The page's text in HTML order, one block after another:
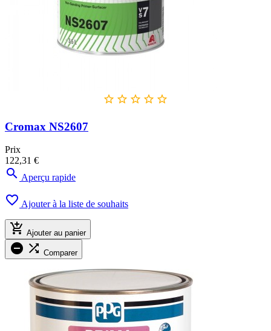
    
Cromax NS2607
Prix
122,31 €
 Aperçu rapide
 Ajouter à la liste de souhaits
 Ajouter au panier
  Comparer